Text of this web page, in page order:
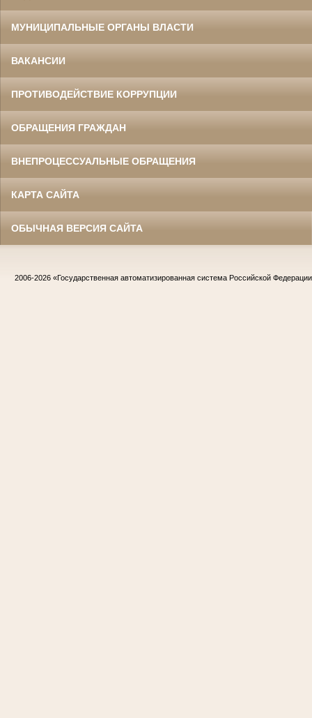
МУНИЦИПАЛЬНЫЕ ОРГАНЫ ВЛАСТИ
ВАКАНСИИ
ПРОТИВОДЕЙСТВИЕ КОРРУПЦИИ
ОБРАЩЕНИЯ ГРАЖДАН
ВНЕПРОЦЕССУАЛЬНЫЕ ОБРАЩЕНИЯ
КАРТА САЙТА
ОБЫЧНАЯ ВЕРСИЯ САЙТА
2006-2026 «Государственная автоматизированная система Российской